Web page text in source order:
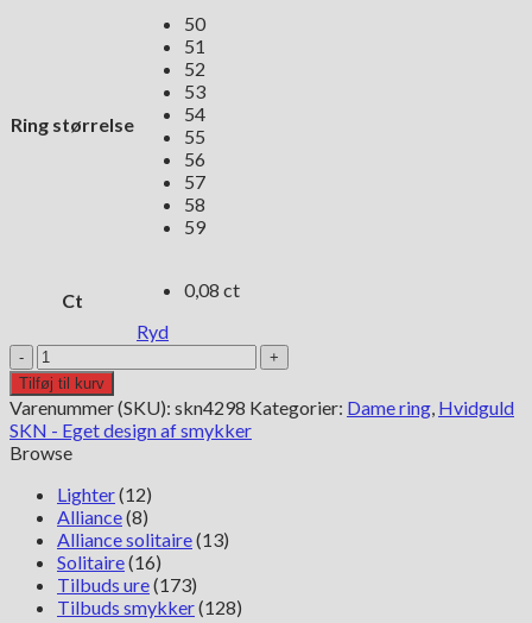
Ring størrelse
50
51
52
53
54
55
56
57
58
59
Ct
0,08 ct
Ryd
Hvidguldsring
med
Safir
og
diamanter
antal
Tilføj til kurv
Varenummer (SKU): skn4298 Kategorier: Dame ring, Hvidguld
SKN - Eget design af smykker
Browse
Lighter(12)
Alliance(8)
Alliance solitaire(13)
Solitaire(16)
Tilbuds ure(173)
Tilbuds smykker(128)